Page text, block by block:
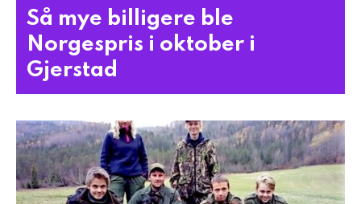
Så mye billigere ble
Norgespris i oktober i
Gjerstad